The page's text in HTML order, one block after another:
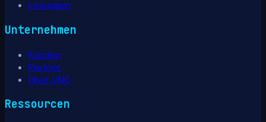
Lösungen
Unternehmen
Kunden
Partner
Über VNC
Ressourcen